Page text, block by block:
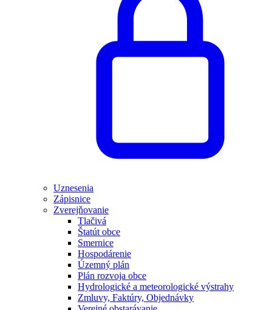
Uznesenia
Zápisnice
Zverejňovanie
Tlačivá
Štatút obce
Smernice
Hospodárenie
Územný plán
Plán rozvoja obce
Hydrologické a meteorologické výstrahy
Zmluvy, Faktúry, Objednávky